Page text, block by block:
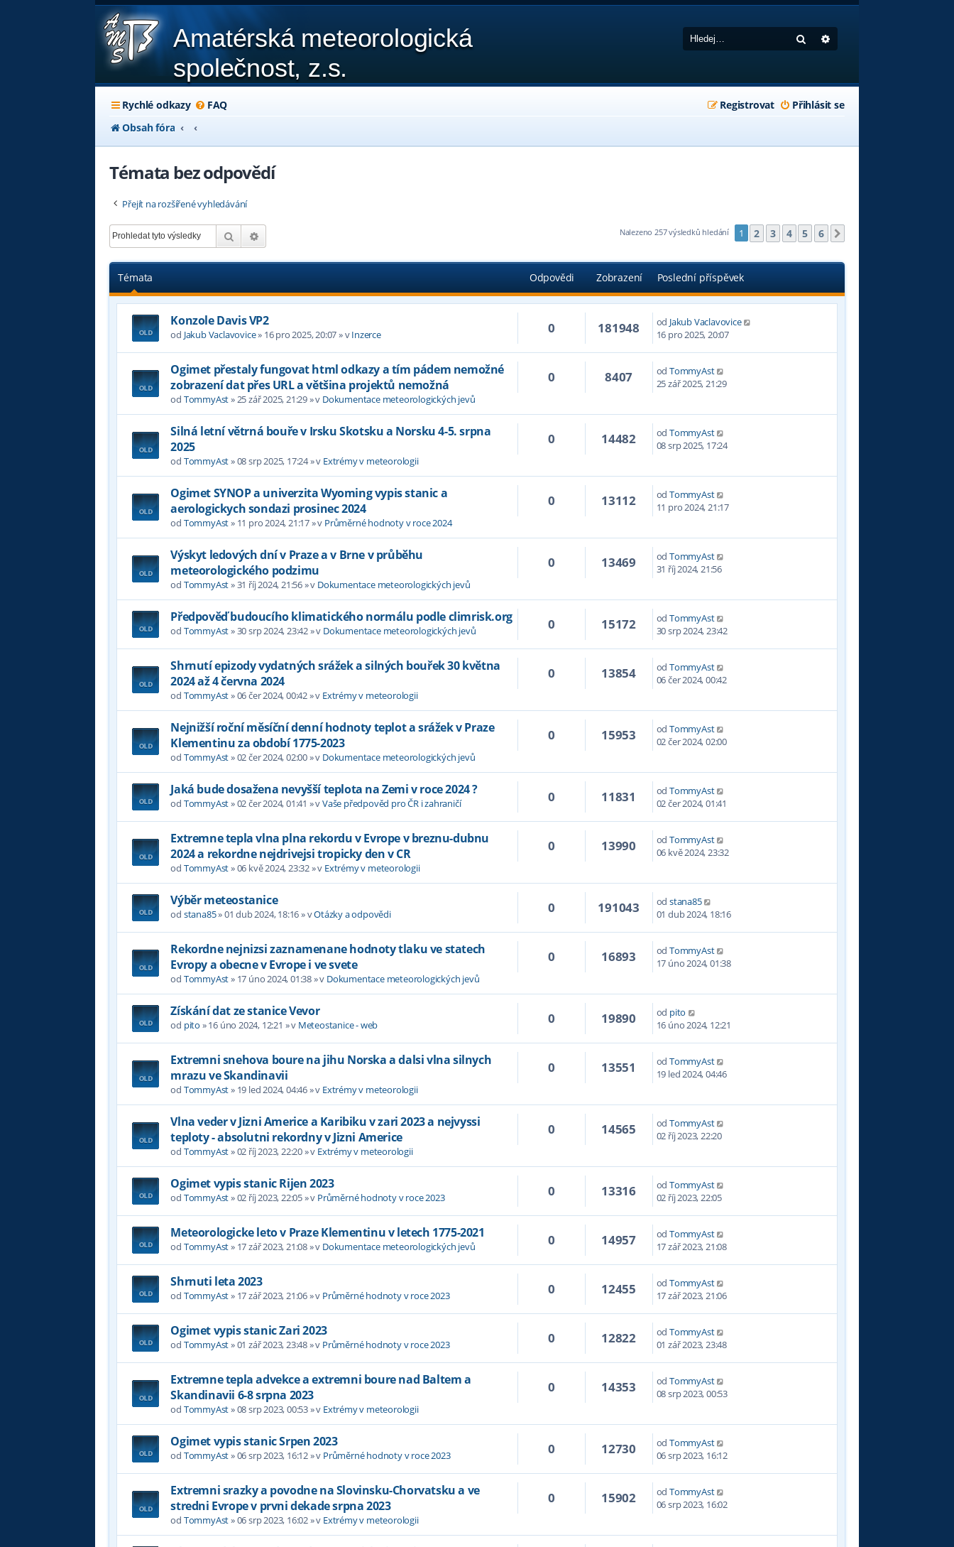
Amatérská meteorologická
společnost, z.s.
Hledat
Rychlé odkazy FAQ Přihlásit se
Registrovat
Obsah fóra
Témata bez odpovědí
Přejít na rozšířené vyhledávání
Hledat Nalezeno 257 výsledků hledání 1 2 3 4 5 6
Témata Odpovědi Zobrazení Poslední příspěvek
Konzole Davis VP2
od Jakub Vaclavovice» 16 pro 2025, 20:07» vInzerce 0 181948 od Jakub Vaclavovice
16 pro 2025, 20:07
Ogimet přestaly fungovat html odkazy a tím pádem nemožné
zobrazení dat přes URL a většina projektů nemožná
od TommyAst»25 zář 2025, 21:29» v Dokumentace meteorologických jevů
0 8407 od TommyAst
25 zář 2025, 21:29
Silná letní větrná bouře v Irsku Skotsku a Norsku 4-5. srpna
2025
od TommyAst»08 srp 2025, 17:24» v Extrémy v meteorologii
0 14482 od TommyAst
08 srp 2025, 17:24
Ogimet SYNOP a univerzita Wyoming vypis stanic a
aerologickych sondazi prosinec 2024
od TommyAst» 11 pro 2024, 21:17» v Průměrné hodnoty v roce 2024
0 13112 od TommyAst
11 pro 2024, 21:17
Výskyt ledových dní v Praze a v Brne v průběhu
meteorologického podzimu
od TommyAst»31 říj 2024, 21:56» v Dokumentace meteorologických jevů
0 13469 od TommyAst
31 říj 2024, 21:56
Předpověď budoucího klimatického normálu podle climrisk.org
od TommyAst»30 srp 2024, 23:42» v Dokumentace meteorologických jevů 0 15172 od TommyAst
30 srp 2024, 23:42
Shrnutí epizody vydatných srážek a silných bouřek 30 května
2024 až 4 června 2024
od TommyAst»06 čer 2024, 00:42» v Extrémy v meteorologii
0 13854 od TommyAst
06 čer 2024, 00:42
Nejnižší roční měsíční denní hodnoty teplot a srážek v Praze
Klementinu za období 1775-2023
od TommyAst»02 čer 2024, 02:00» v Dokumentace meteorologických jevů
0 15953 od TommyAst
02 čer 2024, 02:00
Jaká bude dosažena nevyšší teplota na Zemi v roce 2024 ?
od TommyAst»02 čer 2024, 01:41 » vVaše předpověd pro ČR i zahraničí 0 11831 od TommyAst
02 čer 2024, 01:41
Extremne tepla vlna plna rekordu v Evrope v breznu-dubnu
2024 a rekordne nejdrivejsi tropicky den v CR
od TommyAst»06 kvě 2024, 23:32» v Extrémy v meteorologii
0 13990 od TommyAst
06 kvě 2024, 23:32
Výběr meteostanice
od stana85»01 dub 2024, 18:16» vOtázky a odpovědi 0 191043 od stana85
01 dub 2024, 18:16
Rekordne nejnizsi zaznamenane hodnoty tlaku ve statech
Evropy a obecne v Evrope i ve svete
od TommyAst» 17 úno 2024, 01:38» v Dokumentace meteorologických jevů
0 16893 od TommyAst
17 úno 2024, 01:38
Získání dat ze stanice Vevor
od pito »16 úno 2024, 12:21 » v Meteostanice - web 0 19890 od pito
16 úno 2024, 12:21
Extremni snehova boure na jihu Norska a dalsi vlna silnych
mrazu ve Skandinavii
od TommyAst» 19 led 2024, 04:46» v Extrémy v meteorologii
0 13551 od TommyAst
19 led 2024, 04:46
Vlna veder v Jizni Americe a Karibiku v zari 2023 a nejvyssi
teploty - absolutni rekordny v Jizni Americe
od TommyAst»02 říj 2023, 22:20» v Extrémy v meteorologii
0 14565 od TommyAst
02 říj 2023, 22:20
Ogimet vypis stanic Rijen 2023
od TommyAst»02 říj 2023, 22:05» v Průměrné hodnoty v roce 2023 0 13316 od TommyAst
02 říj 2023, 22:05
Meteorologicke leto v Praze Klementinu v letech 1775-2021
od TommyAst» 17 zář 2023, 21:08» v Dokumentace meteorologických jevů 0 14957 od TommyAst
17 zář 2023, 21:08
Shrnuti leta 2023
od TommyAst» 17 zář 2023, 21:06» v Průměrné hodnoty v roce 2023 0 12455 od TommyAst
17 zář 2023, 21:06
Ogimet vypis stanic Zari 2023
od TommyAst»01 zář 2023, 23:48» v Průměrné hodnoty v roce 2023 0 12822 od TommyAst
01 zář 2023, 23:48
Extremne tepla advekce a extremni boure nad Baltem a
Skandinavii 6-8 srpna 2023
od TommyAst»08 srp 2023, 00:53» v Extrémy v meteorologii
0 14353 od TommyAst
08 srp 2023, 00:53
Ogimet vypis stanic Srpen 2023
od TommyAst»06 srp 2023, 16:12» v Průměrné hodnoty v roce 2023 0 12730 od TommyAst
06 srp 2023, 16:12
Extremni srazky a povodne na Slovinsku-Chorvatsku a ve
stredni Evrope v prvni dekade srpna 2023
od TommyAst»06 srp 2023, 16:02» v Extrémy v meteorologii
0 15902 od TommyAst
06 srp 2023, 16:02